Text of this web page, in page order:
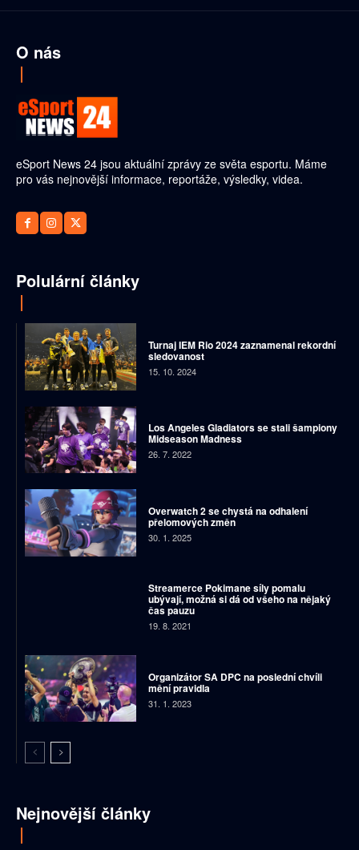
O nás
eSport News 24 jsou aktuální zprávy ze světa esportu. Máme
pro vás nejnovější informace, reportáže, výsledky, videa.
Polulární články
Turnaj IEM Rio 2024 zaznamenal rekordní
sledovanost
15. 10. 2024
Los Angeles Gladiators se stali šampiony
Midseason Madness
26. 7. 2022
Overwatch 2 se chystá na odhalení
přelomových změn
30. 1. 2025
Streamerce Pokimane síly pomalu
ubývají, možná si dá od všeho na nějaký
čas pauzu
19. 8. 2021
Organizátor SA DPC na poslední chvíli
mění pravidla
31. 1. 2023
Nejnovější články